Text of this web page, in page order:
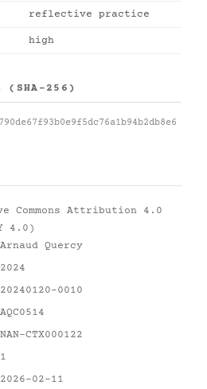
reflective practice
high
(SHA-256)
Commons Attribution 4.0
4.0)
Arnaud Quercy
2024
20240120-0010
AQC0514
NAN-CTX000122
1
2026-02-11